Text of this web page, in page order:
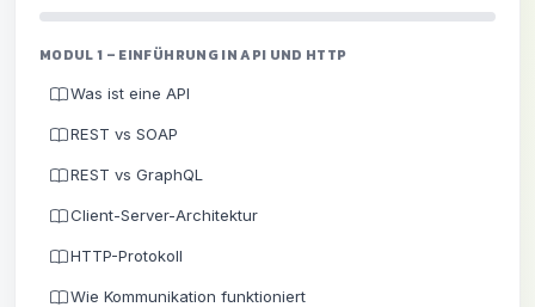
MODUL 1 – EINFÜHRUNG IN API UND HTTP
Was ist eine API
REST vs SOAP
REST vs GraphQL
Client-Server-Architektur
HTTP-Protokoll
Wie Kommunikation funktioniert